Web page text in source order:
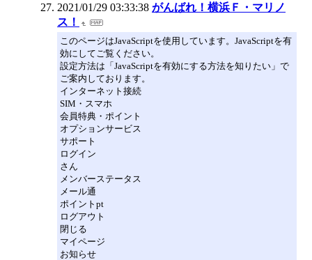
2021/01/29 03:33:38 がんばれ！横浜Ｆ・マリノ
ス！
このページはJavaScriptを使用しています。JavaScriptを有
効にしてご覧ください。
設定方法は「JavaScriptを有効にする方法を知りたい」で
ご案内しております。
インターネット接続
SIM・スマホ
会員特典・ポイント
オプションサービス
サポート
ログイン
さん
メンバーステータス
メール通
ポイントpt
ログアウト
閉じる
マイページ
お知らせ